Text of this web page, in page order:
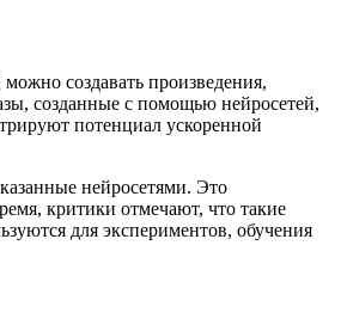
создавать произведения,
созданные с помощью нейросетей,
потенциал ускоренной
нейросетями. Это
критики отмечают, что такие
для экспериментов, обучения